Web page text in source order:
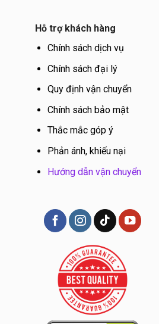
Hỗ trợ khách hàng
Chính sách dịch vụ
Chính sách đại lý
Quy định vận chuyển
Chính sách bảo mật
Thắc mắc góp ý
Phản ánh, khiếu nại
Hướng dẫn vận chuyển